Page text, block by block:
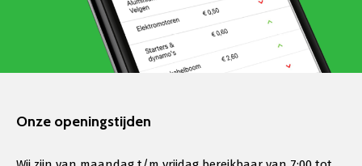
Onze openingstijden